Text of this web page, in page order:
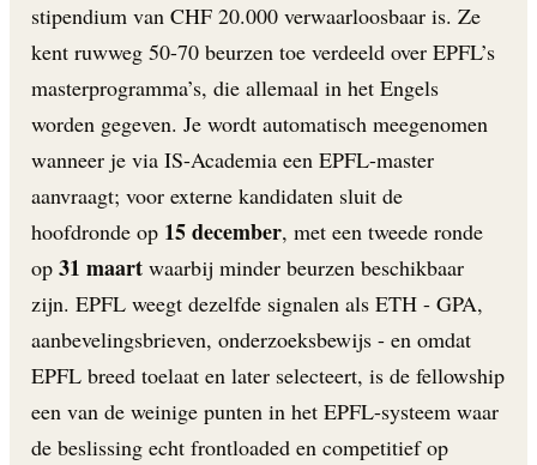
stipendium van CHF 20.000 verwaarloosbaar is. Ze
kent ruwweg 50-70 beurzen toe verdeeld over EPFL’s
masterprogramma’s, die allemaal in het Engels
worden gegeven. Je wordt automatisch meegenomen
wanneer je via IS-Academia een EPFL-master
aanvraagt; voor externe kandidaten sluit de
hoofdronde op 15 december, met een tweede ronde
op 31 maart waarbij minder beurzen beschikbaar
zijn. EPFL weegt dezelfde signalen als ETH - GPA,
aanbevelingsbrieven, onderzoeksbewijs - en omdat
EPFL breed toelaat en later selecteert, is de fellowship
een van de weinige punten in het EPFL-systeem waar
de beslissing echt frontloaded en competitief op